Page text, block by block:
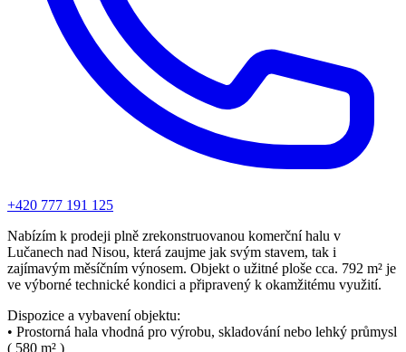
+420 777 191 125
Nabízím k prodeji plně zrekonstruovanou komerční halu v
Lučanech nad Nisou, která zaujme jak svým stavem, tak i
zajímavým měsíčním výnosem. Objekt o užitné ploše cca. 792 m² je
ve výborné technické kondici a připravený k okamžitému využití.
Dispozice a vybavení objektu:
• Prostorná hala vhodná pro výrobu, skladování nebo lehký průmysl
( 580 m² )